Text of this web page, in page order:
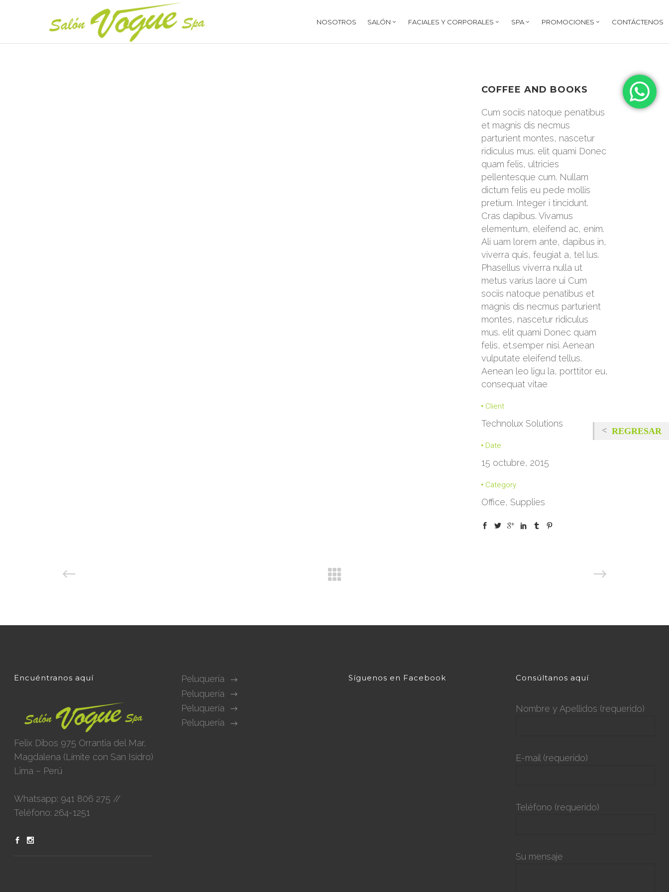
NOSOTROS SALÓN FACIALES Y CORPORALES SPA PROMOCIONES CONTÁCTENOS
COFFEE AND BOOKS
Cum sociis natoque penatibus
et magnis dis necmus
parturient montes, nascetur
ridiculus mus. elit quami Donec
quam felis, ultricies
pellentesque cum. Nullam
dictum felis eu pede mollis
pretium. Integer i tincidunt.
Cras dapibus. Vivamus
elementum, eleifend ac, enim.
Ali uam lorem ante, dapibus in,
viverra quis, feugiat a, tel lus.
Phasellus viverra nulla ut
metus varius laore ui Cum
sociis natoque penatibus et
magnis dis necmus parturient
montes, nascetur ridiculus
mus. elit quami Donec quam
felis, et.semper nisi. Aenean
vulputate eleifend tellus.
Aenean leo ligu la, porttitor eu,
consequat vitae
Client
Technolux Solutions
Date
15 octubre, 2015
Category
Office, Supplies
Encuéntranos aquí
Felix Dibos 975 Orrantia del Mar,
Magdalena (Límite con San Isidro)
Lima – Perú
Whatsapp: 941 806 275 //
Teléfono: 264-1251
Peluquería
Peluquería
Peluquería
Peluquería
Síguenos en Facebook Consúltanos aquí
Nombre y Apellidos (requerido)
E-mail (requerido)
Teléfono (requerido)
Su mensaje
REGRESAR